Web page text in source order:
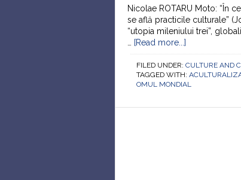
Nicolae ROTARU Moto: “În
se află practicile culturale”
“utopia mileniului trei”,
[Read more...]
FILED UNDER: CULTURE AND
TAGGED WITH:
OMUL MONDIAL